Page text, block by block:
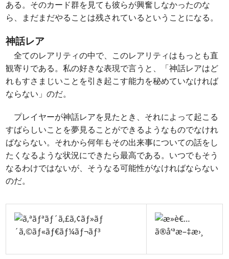
ある。そのカード群を見ても彼らが興奮しなかったのな
ら、まだまだやることは残されているということになる。
神話レア
全てのレアリティの中で、このレアリティはもっとも直
観寄りである。私の好きな表現で言うと、「神話レアはど
れもすさまじいことを引き起こす能力を秘めていなければ
ならない」のだ。
プレイヤーが神話レアを見たとき、それによって起こる
すばらしいことを夢見ることができるようなものでなけれ
ばならない。それから何年もその出来事についての話をし
たくなるような状況にできたら最高である。いつでもそう
なるわけではないが、そうなる可能性がなければならない
のだ。